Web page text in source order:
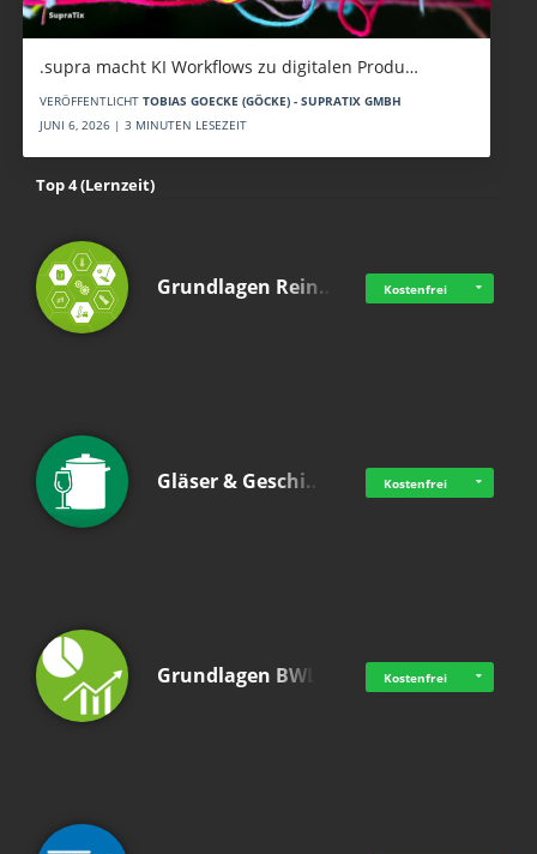
.supra macht KI Workflows zu digitalen Produ…
VERÖFFENTLICHT TOBIAS GOECKE (GÖCKE) - SUPRATIX GMBH
JUNI 6, 2026 | 3 MINUTEN LESEZEIT
Top 4 (Lernzeit)
Grundlagen Rein… Kostenfrei
Gläser & Geschi… Kostenfrei
Grundlagen BWL Kostenfrei